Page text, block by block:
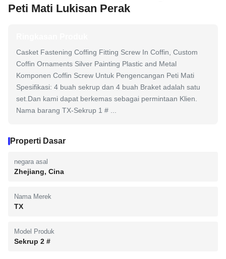
Peti Mati Lukisan Perak
Casket Fastening Coffing Fitting Screw In Coffin, Custom
Coffin Ornaments Silver Painting Plastic and Metal
Komponen Coffin Screw Untuk Pengencangan Peti Mati
Spesifikasi: 4 buah sekrup dan 4 buah Braket adalah satu
set.Dan kami dapat berkemas sebagai permintaan Klien.
Nama barang TX-Sekrup 1 # ...
Properti Dasar
negara asal
Zhejiang, Cina
Nama Merek
TX
Model Produk
Sekrup 2 #